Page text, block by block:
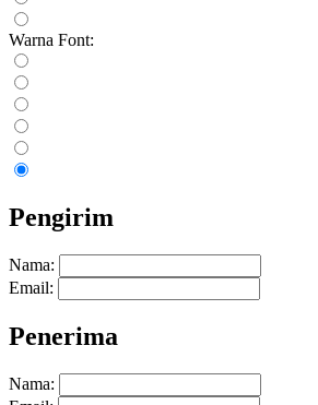
Warna Font:
Pengirim
Nama:
Email:
Penerima
Nama: